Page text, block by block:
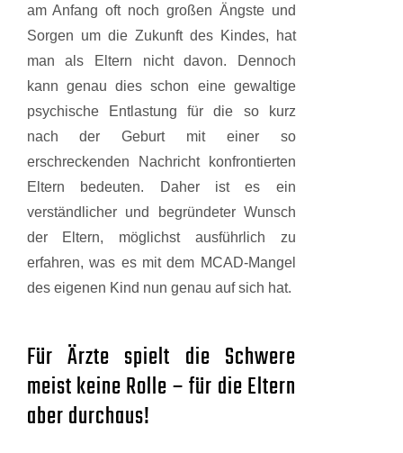
am Anfang oft noch großen Ängste und
Sorgen um die Zukunft des Kindes, hat
man als Eltern nicht davon. Dennoch
kann genau dies schon eine gewaltige
psychische Entlastung für die so kurz
nach der Geburt mit einer so
erschreckenden Nachricht konfrontierten
Eltern bedeuten. Daher ist es ein
verständlicher und begründeter Wunsch
der Eltern, möglichst ausführlich zu
erfahren, was es mit dem MCAD-Mangel
des eigenen Kind nun genau auf sich hat.
Für Ärzte spielt die Schwere
meist keine Rolle – für die Eltern
aber durchaus!